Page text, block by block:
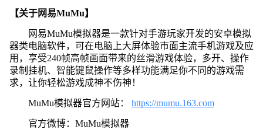
【关于网易MuMu】
网易MuMu模拟器是一款针对手游玩家开发的安卓模拟
器类电脑软件，可在电脑上大屏体验市面主流手机游戏及应
用，享受240帧高帧画面带来的丝滑游戏体验，多开、操作
录制挂机、智能键鼠操作等多样功能满足你不同的游戏需
求，让你轻松游戏成神不伤神！
MuMu模拟器官方网站： https://mumu.163.com
官方微博：MuMu模拟器